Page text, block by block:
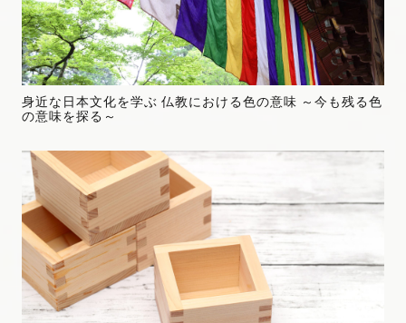
身近な日本文化を学ぶ 仏教における色の意味 ～今も残る色
の意味を探る～